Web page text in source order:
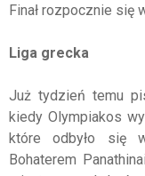
Finał rozpocznie się
Liga grecka
Już tydzień temu
kiedy Olympiakos
które odbyło się
Bohaterem